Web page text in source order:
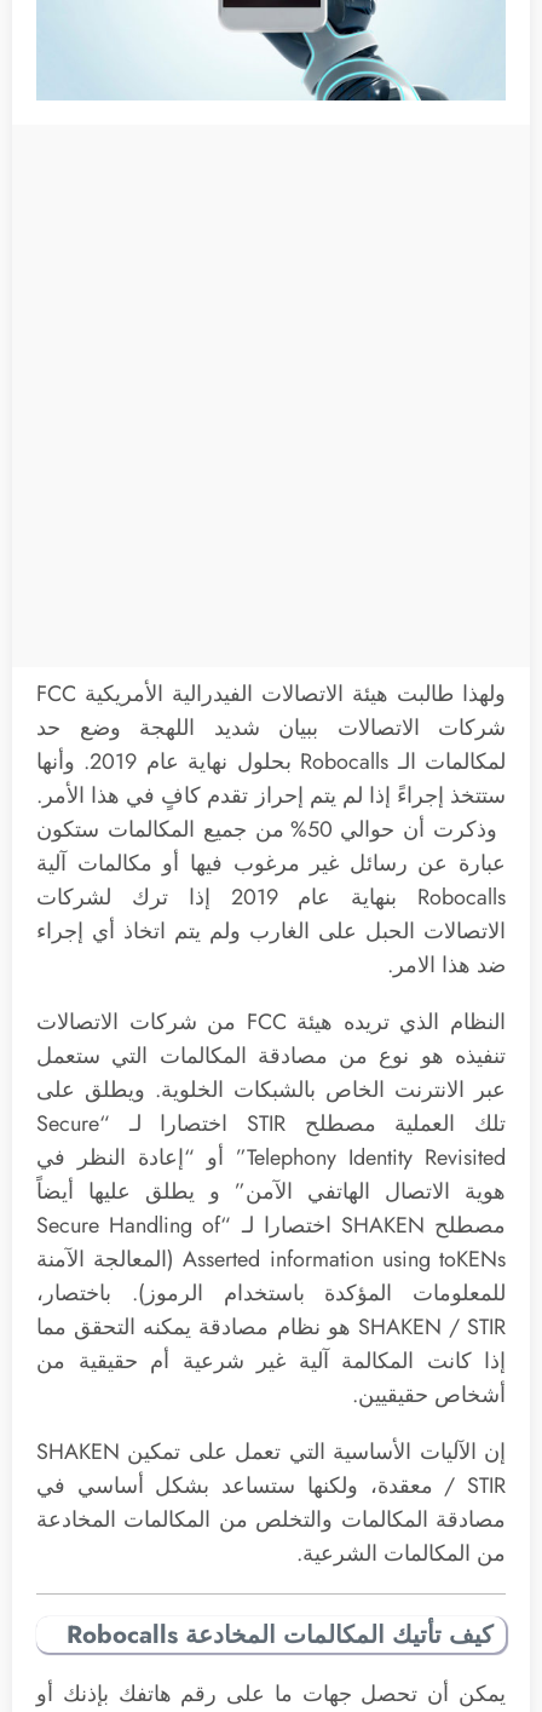
ولهذا طالبت هيئة الاتصالات الفيدرالية الأمريكية FCC
شركات الاتصالات ببيان شديد اللهجة وضع حد
لمكالمات الـ Robocalls بحلول نهاية عام 2019. وأنها
ستتخذ إجراءً إذا لم يتم إحراز تقدم كافٍ في هذا الأمر.
وذكرت أن حوالي 50% من جميع المكالمات ستكون
عبارة عن رسائل غير مرغوب فيها أو مكالمات آلية
Robocalls بنهاية عام 2019 إذا ترك لشركات
الاتصالات الحبل على الغارب ولم يتم اتخاذ أي إجراء
ضد هذا الامر.
النظام الذي تريده هيئة FCC من شركات الاتصالات
تنفيذه هو نوع من مصادقة المكالمات التي ستعمل
عبر الانترنت الخاص بالشبكات الخلوية. ويطلق على
تلك العملية مصطلح STIR اختصارا لـ “Secure
Telephony Identity Revisited” أو “إعادة النظر في
هوية الاتصال الهاتفي الآمن” و يطلق عليها أيضاً
مصطلح SHAKEN اختصارا لـ “Secure Handling of
Asserted information using toKENs (المعالجة الآمنة
للمعلومات المؤكدة باستخدام الرموز). باختصار،
SHAKEN / STIR هو نظام مصادقة يمكنه التحقق مما
إذا كانت المكالمة آلية غير شرعية أم حقيقية من
أشخاص حقيقيين.
إن الآليات الأساسية التي تعمل على تمكين SHAKEN
/ STIR معقدة، ولكنها ستساعد بشكل أساسي في
مصادقة المكالمات والتخلص من المكالمات المخادعة
من المكالمات الشرعية.
كيف تأتيك المكالمات المخادعة Robocalls
يمكن أن تحصل جهات ما على رقم هاتفك بإذنك أو